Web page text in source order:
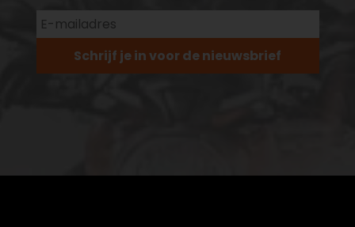
Schrijf je in voor de nieuwsbrief